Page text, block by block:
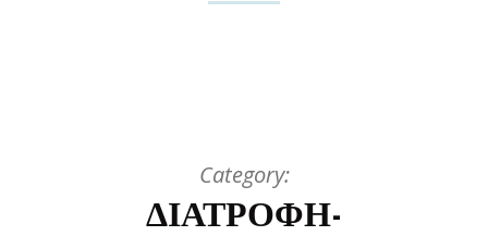
Category:
ΔΙΑΤΡΟΦΉ-